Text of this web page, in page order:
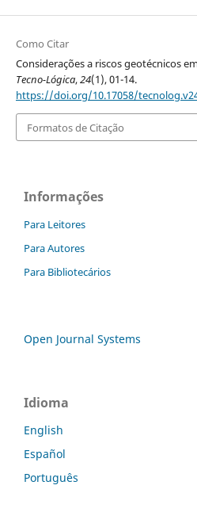
Como Citar
Considerações a riscos geotécnicos
Tecno-Lógica,24(1), 01-14.
https://doi.org/10.17058/
Formatos de Citação
Informações
Para Leitores
Para Autores
Para Bibliotecários
Open Journal Systems
Idioma
English
Español
Português